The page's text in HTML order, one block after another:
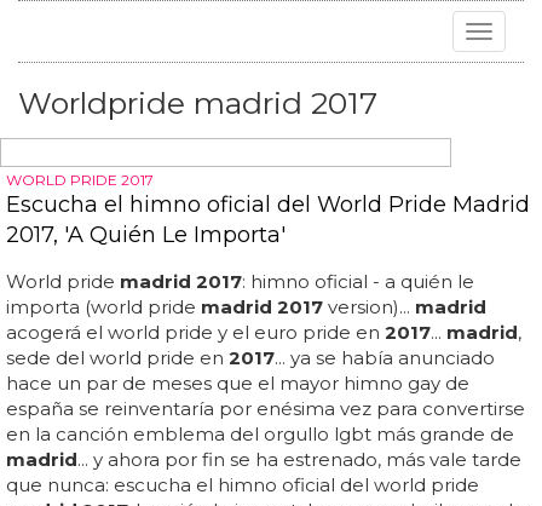
Toggle
Worldpride madrid 2017